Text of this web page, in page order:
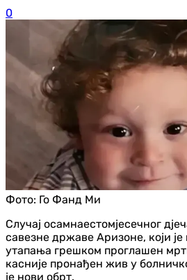
0
Фото: Го Фанд Ми
Случај осамнаестомјесечног
савезне државе Аризоне, који је
утапања грешком проглашен
касније пронађен жив у
је нови обрт.